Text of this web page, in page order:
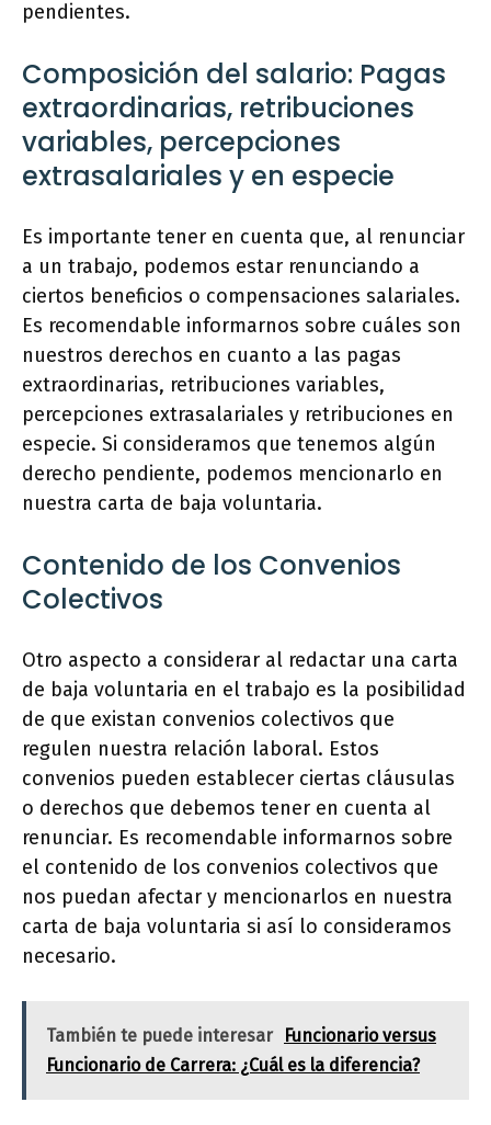
pendientes.
Composición del salario: Pagas
extraordinarias, retribuciones
variables, percepciones
extrasalariales y en especie
Es importante tener en cuenta que, al renunciar
a un trabajo, podemos estar renunciando a
ciertos beneficios o compensaciones salariales.
Es recomendable informarnos sobre cuáles son
nuestros derechos en cuanto a las pagas
extraordinarias, retribuciones variables,
percepciones extrasalariales y retribuciones en
especie. Si consideramos que tenemos algún
derecho pendiente, podemos mencionarlo en
nuestra carta de baja voluntaria.
Contenido de los Convenios
Colectivos
Otro aspecto a considerar al redactar una carta
de baja voluntaria en el trabajo es la posibilidad
de que existan convenios colectivos que
regulen nuestra relación laboral. Estos
convenios pueden establecer ciertas cláusulas
o derechos que debemos tener en cuenta al
renunciar. Es recomendable informarnos sobre
el contenido de los convenios colectivos que
nos puedan afectar y mencionarlos en nuestra
carta de baja voluntaria si así lo consideramos
necesario.
También te puede interesar
Funcionario versus
Funcionario de Carrera: ¿Cuál es la diferencia?